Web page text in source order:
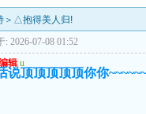
＞△抱得美人归!
: 2026-07-08 01:52
辑 u
说顶顶顶顶顶你你